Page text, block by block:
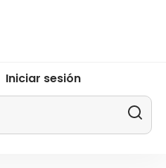
Iniciar sesión